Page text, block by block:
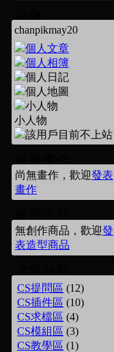
chanpikmay20
小人物
尚無畫作，歡迎發表
畫作
無創作商品，歡迎發
表造型商品
CS提問區 (12)
CS插件區 (10)
CS求檔區 (4)
CS模組區 (3)
CS教學區 (1)